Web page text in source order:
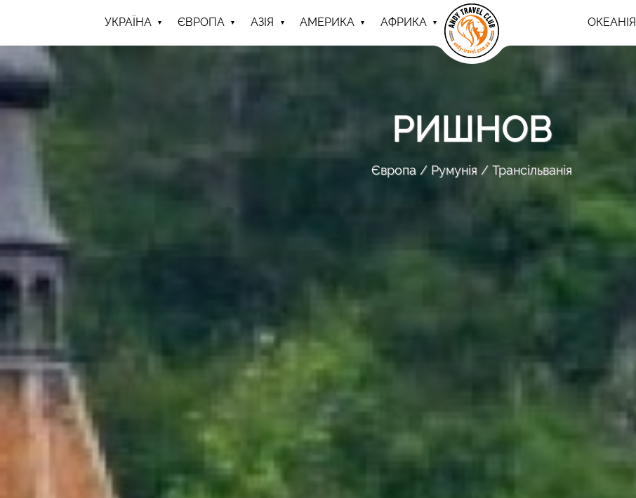
УКРАЇНА ЄВРОПА АЗІЯ АМЕРИКА АФРИКА ОКЕАНІЯ
РИШНОВ
Європа Румунія Трансільванія